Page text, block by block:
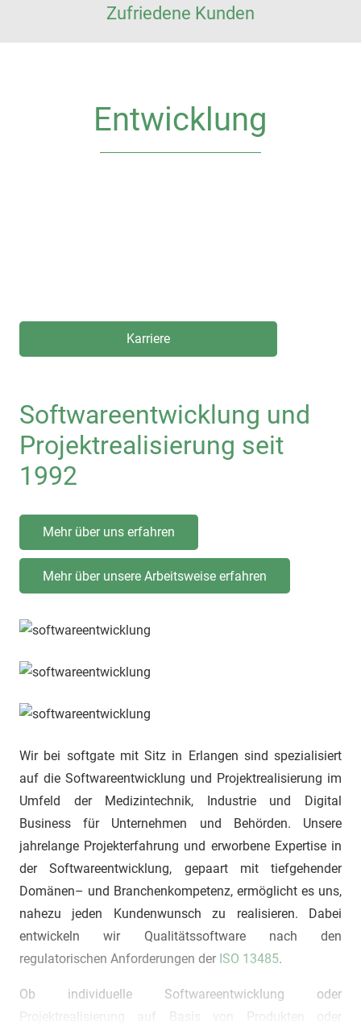
Zufriedene Kunden
Entwicklung
Karriere
Softwareentwicklung und
Projektrealisierung seit
1992
Mehr über uns erfahren
Mehr über unsere Arbeitsweise erfahren
Wir bei softgate mit Sitz in Erlangen sind spezialisiert
auf die Softwareentwicklung und Projektrealisierung im
Umfeld der Medizintechnik, Industrie und Digital
Business für Unternehmen und Behörden. Unsere
jahrelange Projekterfahrung und erworbene Expertise in
der Softwareentwicklung, gepaart mit tiefgehender
Domänen– und Branchenkompetenz, ermöglicht es uns,
nahezu jeden Kundenwunsch zu realisieren. Dabei
entwickeln wir Qualitätssoftware nach den
regulatorischen Anforderungen der ISO 13485.
Ob individuelle Softwareentwicklung oder
Projektrealisierung auf Basis von Produkten oder